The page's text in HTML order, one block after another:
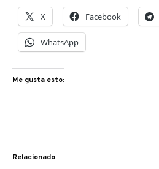
X Facebook
WhatsApp
Me gusta esto:
Relacionado